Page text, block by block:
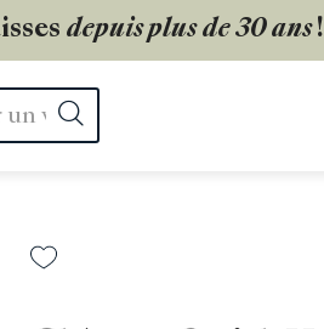
depuis plus de 30 ans!